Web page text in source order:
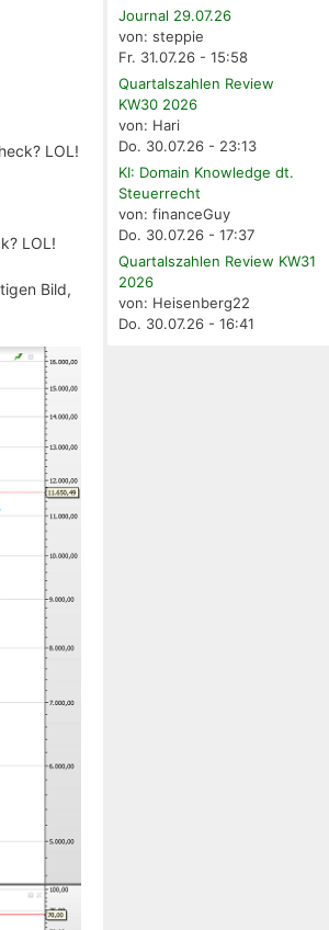
LOL!
LOL!
Bild,
Journal 29.07.26
von: steppie
Fr. 31.07.26 - 15:58
Quartalszahlen Review
KW30 2026
von: Hari
Do. 30.07.26 - 23:13
KI: Domain Knowledge dt.
Steuerrecht
von: financeGuy
Do. 30.07.26 - 17:37
Quartalszahlen Review KW31
2026
von: Heisenberg22
Do. 30.07.26 - 16:41